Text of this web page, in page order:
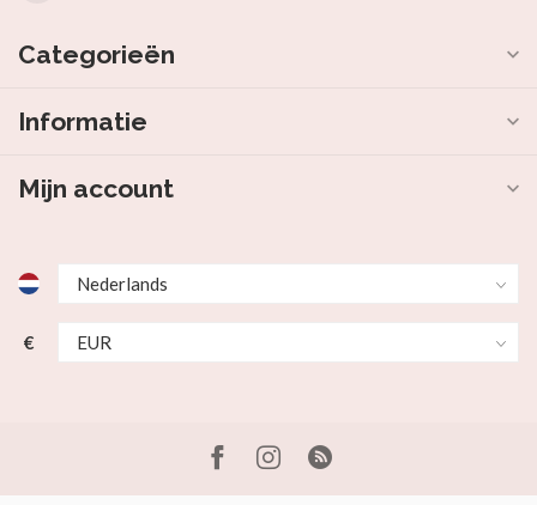
Categorieën
Informatie
Mijn account
€